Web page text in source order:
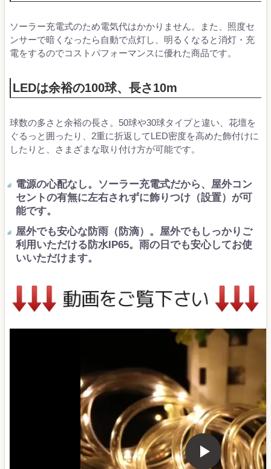
ソーラー充電式のため電気代はかかりません。また、照度セ
ンサーで暗くなったら自動で点灯し、明るくなると消灯・充
電をするのでコストパフォーマンスに優れた商品です。
LEDは余裕の100球、長さ10m
球数の多さと余裕の長さ。50球や30球タイプと違い、花壇を
ぐるっと囲ったり、2重に折返してLED密度を高めた飾付けに
したりと、さまざまな取り付け方が可能です。
電源の心配なし。ソーラー充電式だから、屋外コン
セントの有無に左右されずに飾りつけ（設置）が可
能です。
屋外でも安心な防雨（防滴）。屋外でもしっかりご
利用いただける防水IP65。雨の日でも安心してお使
いいただけます。